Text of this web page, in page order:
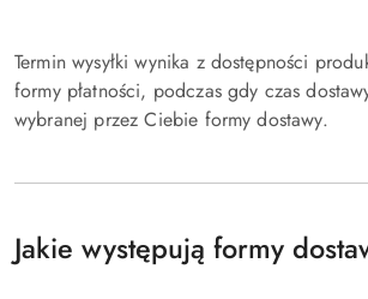
Termin wysyłki wynika z dostępności
formy płatności, podczas gdy czas
wybranej przez Ciebie formy dostawy.
Jakie występują formy